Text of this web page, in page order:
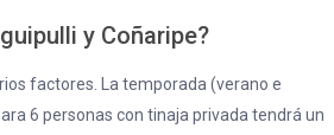
y Coñaripe?
factores. La temporada (verano e
6 personas con tinaja privada tendrá un